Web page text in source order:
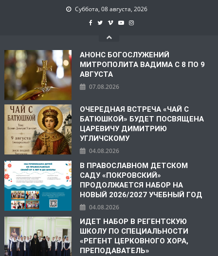
Суббота, 08 августа, 2026
АНОНС БОГОСЛУЖЕНИЙ
МИТРОПОЛИТА ВАДИМА С 8 ПО 9
АВГУСТА
07.08.2026
ОЧЕРЕДНАЯ ВСТРЕЧА «ЧАЙ С
БАТЮШКОЙ» БУДЕТ ПОСВЯЩЕНА
ЦАРЕВИЧУ ДИМИТРИЮ
УГЛИЧСКОМУ
04.08.2026
В ПРАВОСЛАВНОМ ДЕТСКОМ
САДУ «ПОКРОВСКИЙ»
ПРОДОЛЖАЕТСЯ НАБОР НА
НОВЫЙ 2026/2027 УЧЕБНЫЙ ГОД
04.08.2026
ИДЕТ НАБОР В РЕГЕНТСКУЮ
ШКОЛУ ПО СПЕЦИАЛЬНОСТИ
«РЕГЕНТ ЦЕРКОВНОГО ХОРА,
ПРЕПОДАВАТЕЛЬ»